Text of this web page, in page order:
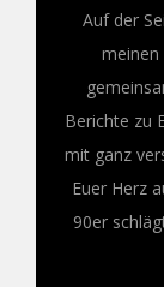
Auf der
meinen
Berichte zu
mit ganz
Euer Herz
90er